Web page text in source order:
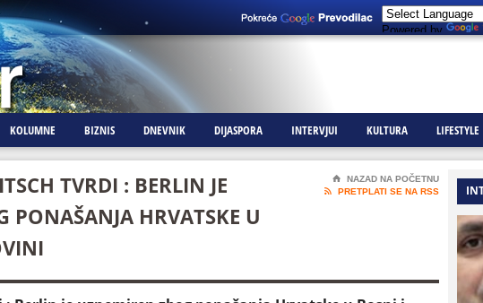
Powered by
KOLUMNE BIZNIS DNEVNIK DIJASPORA INTERVJUI KULTURA LIFESTYLE
TVRDI : BERLIN JE
PONAŠANJA HRVATSKE U
⌂
NAZAD NA POČETNU

PRETPLATI SE NA RSS